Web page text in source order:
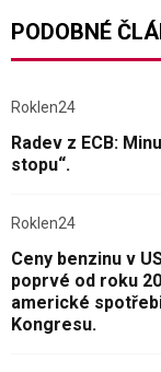
PODOBNÉ
Roklen24
Radev z ECB:
stopu“.
Roklen24
Ceny benzinu v
poprvé od roku
americké
Kongresu.